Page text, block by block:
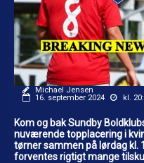
Michael Jensen
16. september 2024
kl.
Kom og bak Sundby
nuværende topplacering i
tørner sammen på lørdag kl.
forventes rigtigt mange